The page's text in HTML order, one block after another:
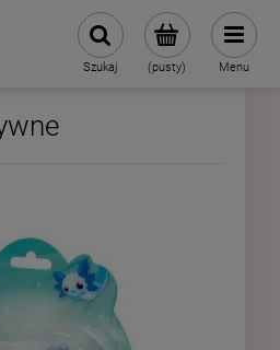
(pusty)
Szukaj Menu